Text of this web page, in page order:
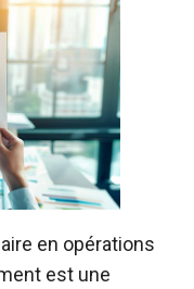
en opérations
est une